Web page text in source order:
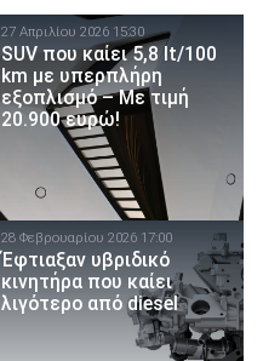
27 Απριλίου 2026 15:30
SUV που καίει 5,8 lt/100
km με υπερπλήρη
εξοπλισμό – Με τιμή
20.900 ευρώ!
28 Φεβρουαρίου 2026 17:00
Έφτιαξαν υβριδικό
κινητήρα που καίει
λιγότερο από diesel